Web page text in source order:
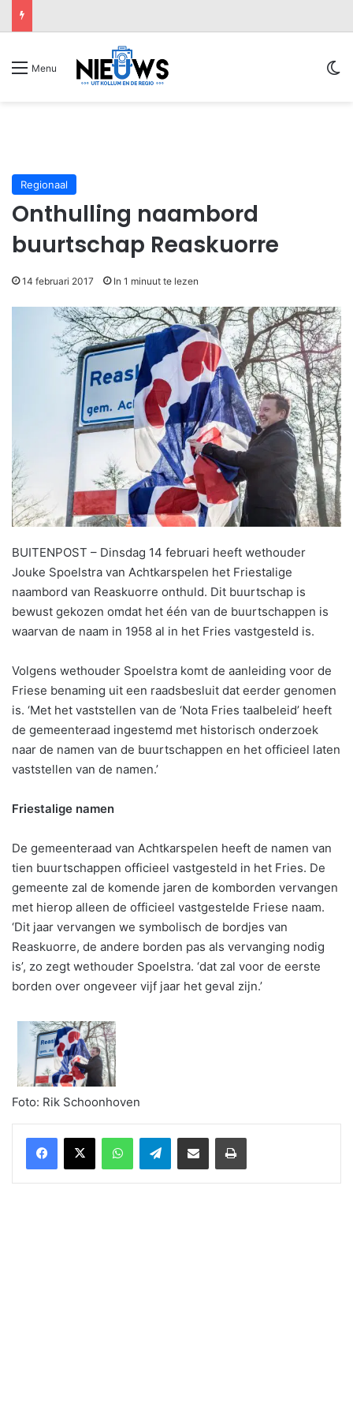
Menu
Regionaal
Onthulling naambord
buurtschap Reaskuorre
14 februari 2017 In 1 minuut te lezen
BUITENPOST – Dinsdag 14 februari heeft wethouder
Jouke Spoelstra van Achtkarspelen het Friestalige
naambord van Reaskuorre onthuld. Dit buurtschap is
bewust gekozen omdat het één van de buurtschappen is
waarvan de naam in 1958 al in het Fries vastgesteld is.
Volgens wethouder Spoelstra komt de aanleiding voor de
Friese benaming uit een raadsbesluit dat eerder genomen
is. ‘Met het vaststellen van de ‘Nota Fries taalbeleid’ heeft
de gemeenteraad ingestemd met historisch onderzoek
naar de namen van de buurtschappen en het officieel laten
vaststellen van de namen.’
Friestalige namen
De gemeenteraad van Achtkarspelen heeft de namen van
tien buurtschappen officieel vastgesteld in het Fries. De
gemeente zal de komende jaren de komborden vervangen
met hierop alleen de officieel vastgestelde Friese naam.
‘Dit jaar vervangen we symbolisch de bordjes van
Reaskuorre, de andere borden pas als vervanging nodig
is’, zo zegt wethouder Spoelstra. ‘dat zal voor de eerste
borden over ongeveer vijf jaar het geval zijn.’
Foto: Rik Schoonhoven
WhatsAppTelegramDelen via Email Print